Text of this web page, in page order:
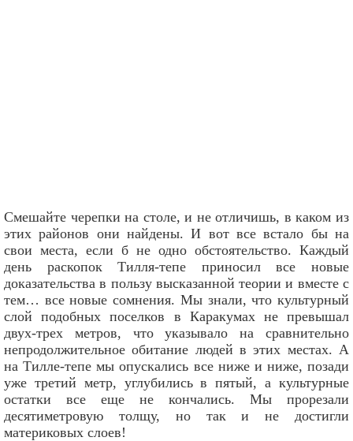
Смешайте черепки на столе, и не отличишь, в каком из
этих районов они найдены. И вот все встало бы на
свои места, если б не одно обстоятельство. Каждый
день раскопок Тилля-тепе приносил все новые
доказательства в пользу высказанной теории и вместе с
тем… все новые сомнения. Мы знали, что культурный
слой подобных поселков в Каракумах не превышал
двух-трех метров, что указывало на сравнительно
непродолжительное обитание людей в этих местах. А
на Тилле-тепе мы опускались все ниже и ниже, позади
уже третий метр, углубились в пятый, а культурные
остатки все еще не кончались. Мы прорезали
десятиметровую толщу, но так и не достигли
материковых слоев!